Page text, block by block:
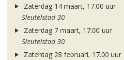
Zaterdag 14 maart, 17.00 uur
Sleutelstad 30
Zaterdag 7 maart, 17.00 uur
Sleutelstad 30
Zaterdag 28 februari, 17.00 uur